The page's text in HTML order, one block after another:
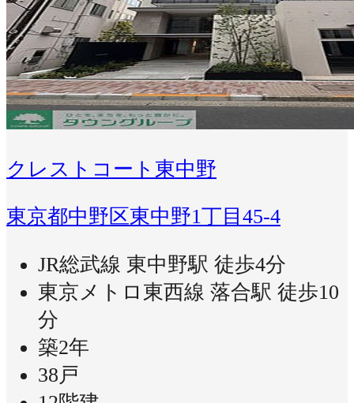
クレストコート東中野
東京都中野区東中野1丁目45-4
JR総武線 東中野駅 徒歩4分
東京メトロ東西線 落合駅 徒歩10
分
築2年
38戸